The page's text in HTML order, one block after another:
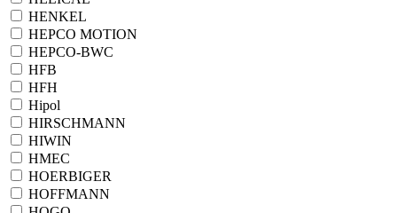
HENKEL
HEPCO MOTION
HEPCO-BWC
HFB
HFH
Hipol
HIRSCHMANN
HIWIN
HMEC
HOERBIGER
HOFFMANN